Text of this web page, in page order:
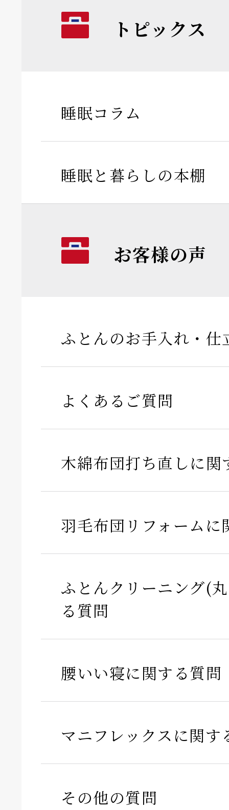
トピックス
睡眠コラム
睡眠と暮らしの本棚
お客様の声
ふとんのお手入れ・仕
よくあるご質問
木綿布団打ち直しに関
羽毛布団リフォームに
ふとんクリーニング(
る質問
腰いい寝に関する質問
マニフレックスに関す
その他の質問